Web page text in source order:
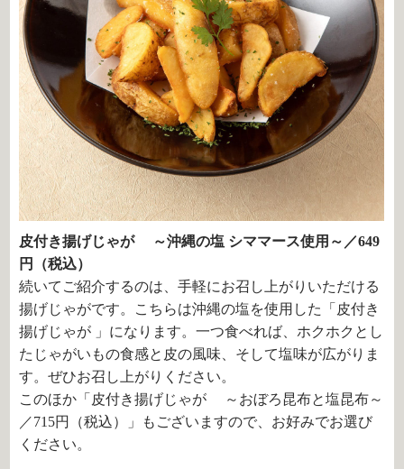
皮付き揚げじゃが ～沖縄の塩 シママース使用～／649
円（税込）
続いてご紹介するのは、手軽にお召し上がりいただける
揚げじゃがです。こちらは沖縄の塩を使用した「 皮付き
揚げじゃが 」になります。一つ食べれば、ホクホクとし
たじゃがいもの食感と皮の風味、そして塩味が広がりま
す。ぜひお召し上がりください。
このほか「 皮付き揚げじゃが ～おぼろ昆布と塩昆布～
／715円（税込）」もございますので、お好みでお選び
ください。